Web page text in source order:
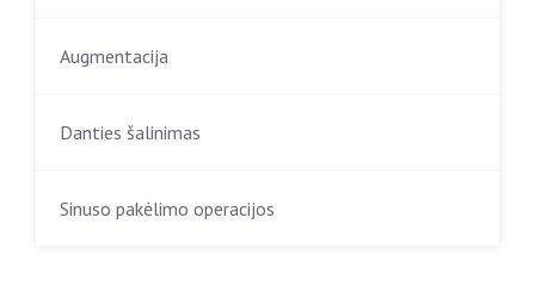
Augmentacija
Danties šalinimas
Sinuso pakėlimo operacijos